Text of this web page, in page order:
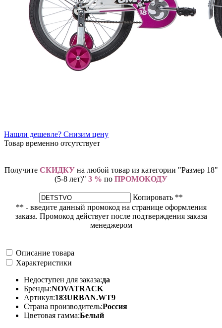
Нашли дешевле? Снизим цену
Товар временно отсутствует
Получите СКИДКУна любой товар из категории "Размер 18"
(5-8 лет)" 3 % по ПРОМОКОДУ
Копировать **
** - введите данный промокод на странице оформления
заказа. Промокод действует после подтверждения заказа
менеджером
Описание товара
Характеристики
Недоступен для заказа:да
Бренды:NOVATRACK
Артикул:183URBAN.WT9
Страна производитель:Россия
Цветовая гамма:Белый